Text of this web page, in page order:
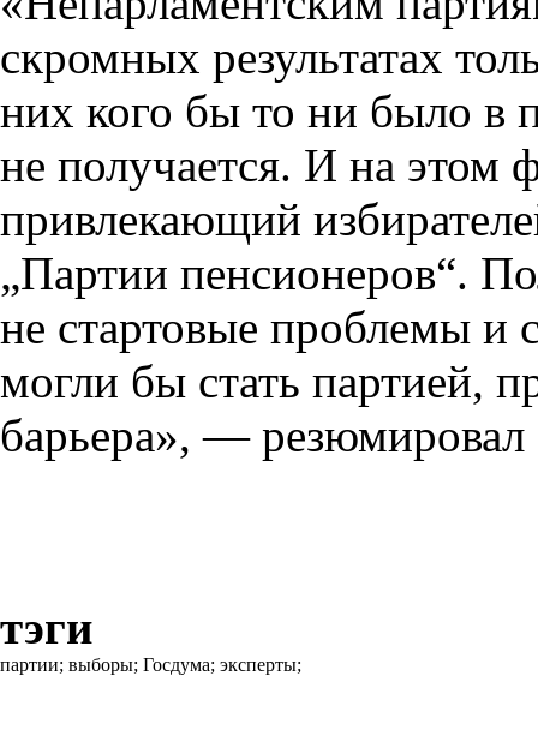
скромных результатах
них кого бы то ни было в
не получается. И на этом
привлекающий
„Партии пенсионеров“.
не стартовые проблемы и
могли бы стать партией,
барьера», — резюмировал
тэги
партии; выборы; Госдума; эксперты;